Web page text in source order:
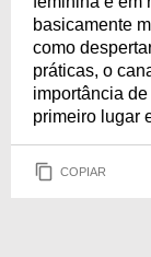
basicamente
como
práticas, o
importância
primeiro lugar
COPIAR